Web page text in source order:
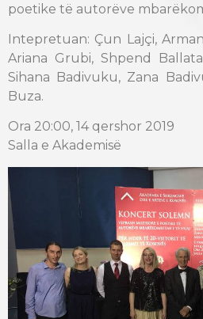
poetike të autorëve
Intepretuan: Çun Lajçi,
Ariana Grubi, Shpend
Sihana Badivuku, Zana
Buza.
Ora 20:00, 14 qershor 2019
Salla e Akademisë